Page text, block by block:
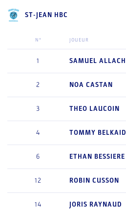
ST-JEAN HBC
N° JOUEUR
1 SAMUEL ALLACH
2 NOA CASTAN
3 THEO LAUCOIN
4 TOMMY BELKAID
6 ETHAN BESSIERE
12 ROBIN CUSSON
14 JORIS RAYNAUD